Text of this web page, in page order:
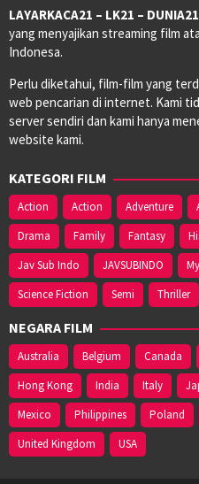
LAYARKACA21 – LK21 – DUNIA21
yang menyajikan streaming film
Indonesa.
Perlu diketahui, film-film yang
web pencarian di internet. Kami
server sendiri dan kami hanya
website kami.
KATEGORI FILM
Action Action Adventure
Drama
Family Fantasy
Jav Sub Indo
JAVSUBINDO
Science Fiction
Semi Thriller
NEGARA FILM
Australia Belgium Canada
Hong Kong
India Italy
Mexico
Philippines Poland
United Kingdom
USA